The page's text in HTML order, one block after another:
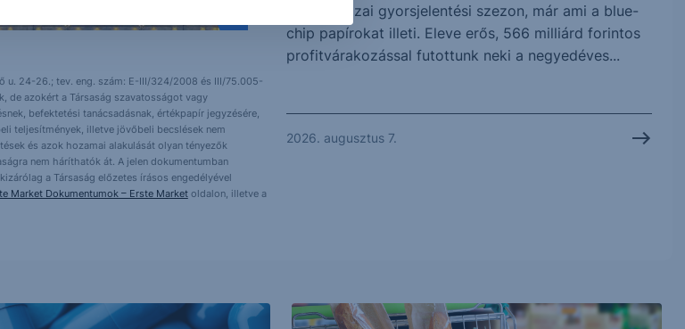
u. 24-26.; tev. eng. szám: E-III/324/2008 és III/75.005-
de azokért a Társaság szavatosságot vagy
befektetési tanácsadásnak, értékpapír jegyzésére,
teljesítmények, illetve jövőbeli becslések nem
és azok hozamai alakulását olyan tényezők
nem háríthatók át. A jelen dokumentumban
a Társaság előzetes írásos engedélyével
Market Dokumentumok – Erste Marketoldalon, illetve a
is ért a hazai gyorsjelentési szezon, már ami a blue-
chip papírokat illeti. Eleve erős, 566 milliárd forintos
profitvárakozással futottunk neki a negyedéves...
2026. augusztus 7.